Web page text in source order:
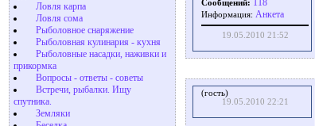
Ловля карпа
Ловля сома
Рыболовное снаряжение
Рыболовная кулинария - кухня
Рыболовные насадки, наживки и
прикормка
Вопросы - ответы - советы
Встречи, рыбалки. Ищу
спутника.
Земляки
Сообщений: 118
Информация: Aнкета
19.05.2010 21:52
(гость)
19.05.2010 22:21